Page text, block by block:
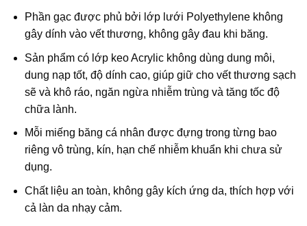
Phần gạc được phủ bởi lớp lưới Polyethylene không
gây dính vào vết thương, không gây đau khi băng.
Sản phẩm có lớp keo Acrylic không dùng dung môi,
dung nạp tốt, độ dính cao, giúp giữ cho vết thương sạch
sẽ và khô ráo, ngăn ngừa nhiễm trùng và tăng tốc độ
chữa lành.
Mỗi miếng băng cá nhân được đựng trong từng bao
riêng vô trùng, kín, hạn chế nhiễm khuẩn khi chưa sử
dụng.
Chất liệu an toàn, không gây kích ứng da, thích hợp với
cả làn da nhạy cảm.